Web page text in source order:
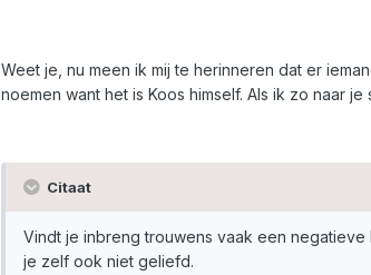
Weet je, nu meen ik mij te herinneren dat er
noemen want het is Koos himself. Als ik zo naar
Citaat
Vindt je inbreng trouwens vaak een
je zelf ook niet geliefd.